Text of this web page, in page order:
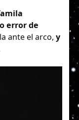
error de
ante el arco, y